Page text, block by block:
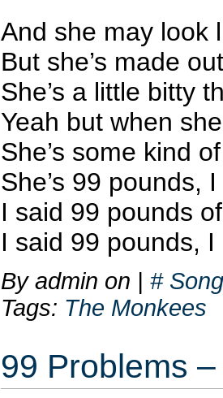
And she may look
But she’s made
She’s a little bitty
Yeah but when
She’s some kind
She’s 99 pounds,
I said 99 pounds
I said 99 pounds,
By admin on | #
Tags: The Monkees
99 Problems